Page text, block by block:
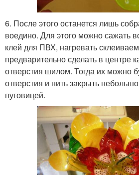
6. После этого останется лишь
воедино. Для этого можно сажать
клей для ПВХ, нагревать
предварительно сделать в центре
отверстия шилом. Тогда их можно
отверстия и нить закрыть
пуговицей.